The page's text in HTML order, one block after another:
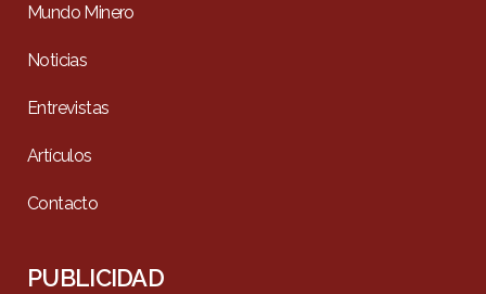
Mundo Minero
Noticias
Entrevistas
Artículos
Contacto
PUBLICIDAD